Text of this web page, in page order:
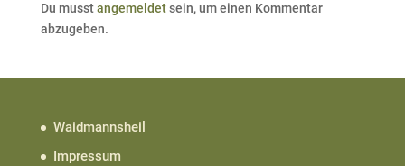
Du musstangemeldetsein, um einen Kommentar
abzugeben.
Waidmannsheil
Impressum